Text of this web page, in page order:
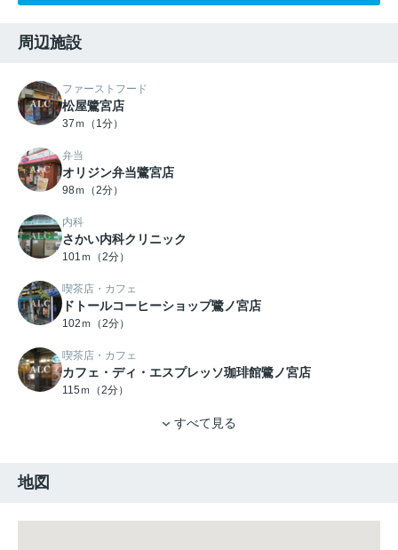
周辺施設
ファーストフード
松屋鷺宮店
37ｍ（1分）
弁当
オリジン弁当鷺宮店
98ｍ（2分）
内科
さかい内科クリニック
101ｍ（2分）
喫茶店・カフェ
ドトールコーヒーショップ鷺ノ宮店
102ｍ（2分）
喫茶店・カフェ
カフェ・ディ・エスプレッソ珈琲館鷺ノ宮店
115ｍ（2分）
すべて見る
地図